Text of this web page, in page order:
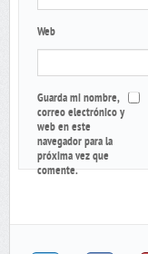
Web
Guarda mi nombre,
correo electrónico y
web en este
navegador para la
próxima vez que
comente.